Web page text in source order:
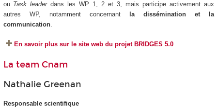
ou Task leaderdans les WP 1, 2 et 3, mais participe activement aux
autres WP, notamment concernant
la dissémination et la
communication.
En savoir plus sur le site web du projet BRIDGES 5.0
La team Cnam
Nathalie Greenan
Responsable scientifique